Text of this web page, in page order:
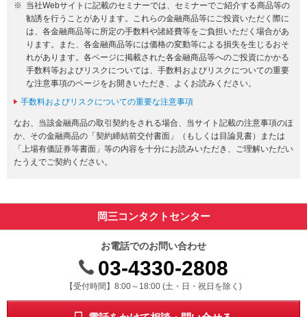
当社Webサイトに記載のセミナーでは、セミナーでご紹介する商品等の
勧誘を行うことがあります。これらの金融商品等にご投資いただく際に
は、各金融商品等に所定の手数料や諸経費等をご負担いただく場合があ
ります。また、各金融商品等には価格の変動等による損失を生じるおそ
れがあります。各ページに掲載された各金融商品等へのご投資にかかる
手数料等およびリスクについては、手数料およびリスクについての重要
な注意事項のページをお開きいただき、よくお読みください。
手数料およびリスクについての重要な注意事項
なお、当該金融商品の取引契約をされる場合、当サイト記載の注意事項のほ
か、その金融商品の「契約締結前交付書面」（もしくは目論見書）または
「上場有価証券等書面」等の内容を十分にお読みいただき、ご理解いただい
たうえでご契約ください。
岡三コンタクトセンター
お電話でのお問い合わせ
03-4330-2808
受付時間 8時から18時 ドニチシュクジツを除く
【受付時間】8:00～18:00 (土・日・祝日を除く)